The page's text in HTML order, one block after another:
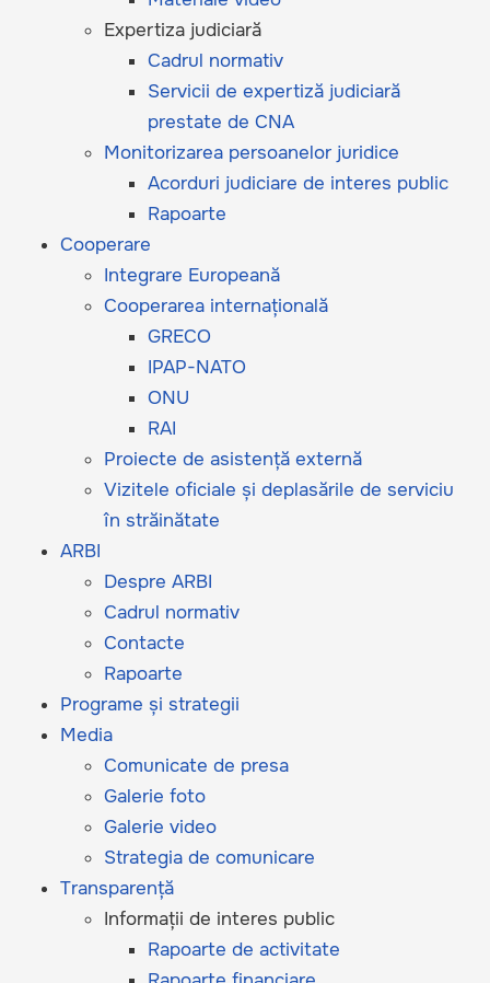
Expertiza judiciară
Cadrul normativ
Servicii de expertiză judiciară
prestate de CNA
Monitorizarea persoanelor juridice
Acorduri judiciare de interes public
Rapoarte
Cooperare
Integrare Europeană
Cooperarea internațională
GRECO
IPAP-NATO
ONU
RAI
Proiecte de asistență externă
Vizitele oficiale și deplasările de serviciu
în străinătate
ARBI
Despre ARBI
Cadrul normativ
Contacte
Rapoarte
Programe și strategii
Media
Comunicate de presa
Galerie foto
Galerie video
Strategia de comunicare
Transparență
Informații de interes public
Rapoarte de activitate